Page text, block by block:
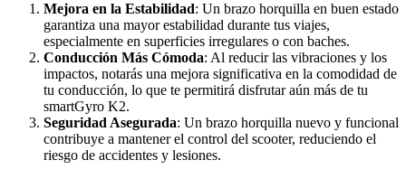
Mejora en la Estabilidad: Un brazo horquilla en buen estado
garantiza una mayor estabilidad durante tus viajes,
especialmente en superficies irregulares o con baches.
Conducción Más Cómoda: Al reducir las vibraciones y los
impactos, notarás una mejora significativa en la comodidad de
tu conducción, lo que te permitirá disfrutar aún más de tu
smartGyro K2.
Seguridad Asegurada: Un brazo horquilla nuevo y funcional
contribuye a mantener el control del scooter, reduciendo el
riesgo de accidentes y lesiones.